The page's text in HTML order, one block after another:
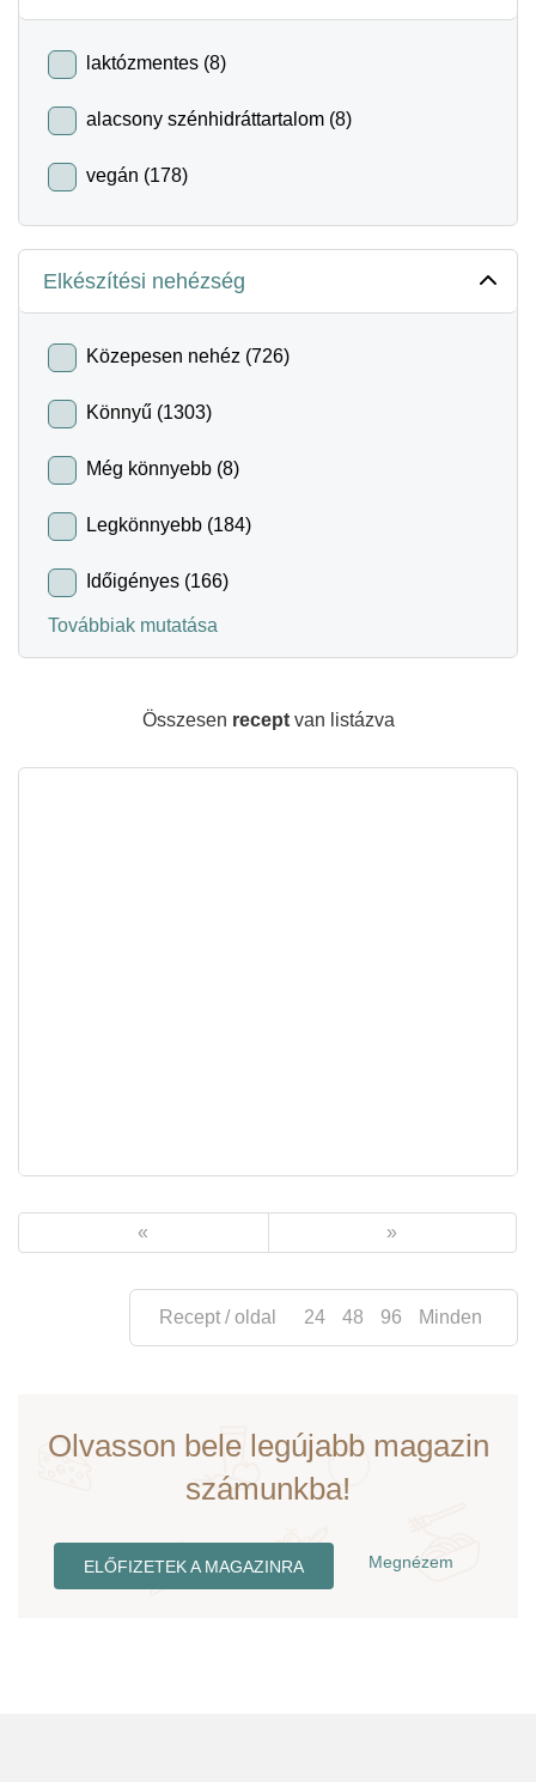
laktózmentes (8)
alacsony szénhidráttartalom (8)
vegán (178)
Elkészítési nehézség
Közepesen nehéz (726)
Könnyű (1303)
Még könnyebb (8)
Legkönnyebb (184)
Időigényes (166)
Továbbiak mutatása
Összesen receptvan listázva
« »
Recept / oldal 24 48 96 Minden
Olvasson bele legújabb magazin
számunkba!
ELŐFIZETEK A MAGAZINRA Megnézem